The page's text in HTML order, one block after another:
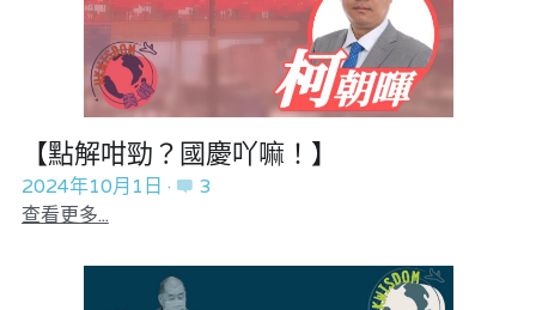
【點解咁勁？國慶吖嘛！】
2024年10月1日 ·
3
查看更多...